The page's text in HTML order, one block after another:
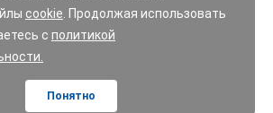
cookie . Продолжая использовать
с политикой
Понятно